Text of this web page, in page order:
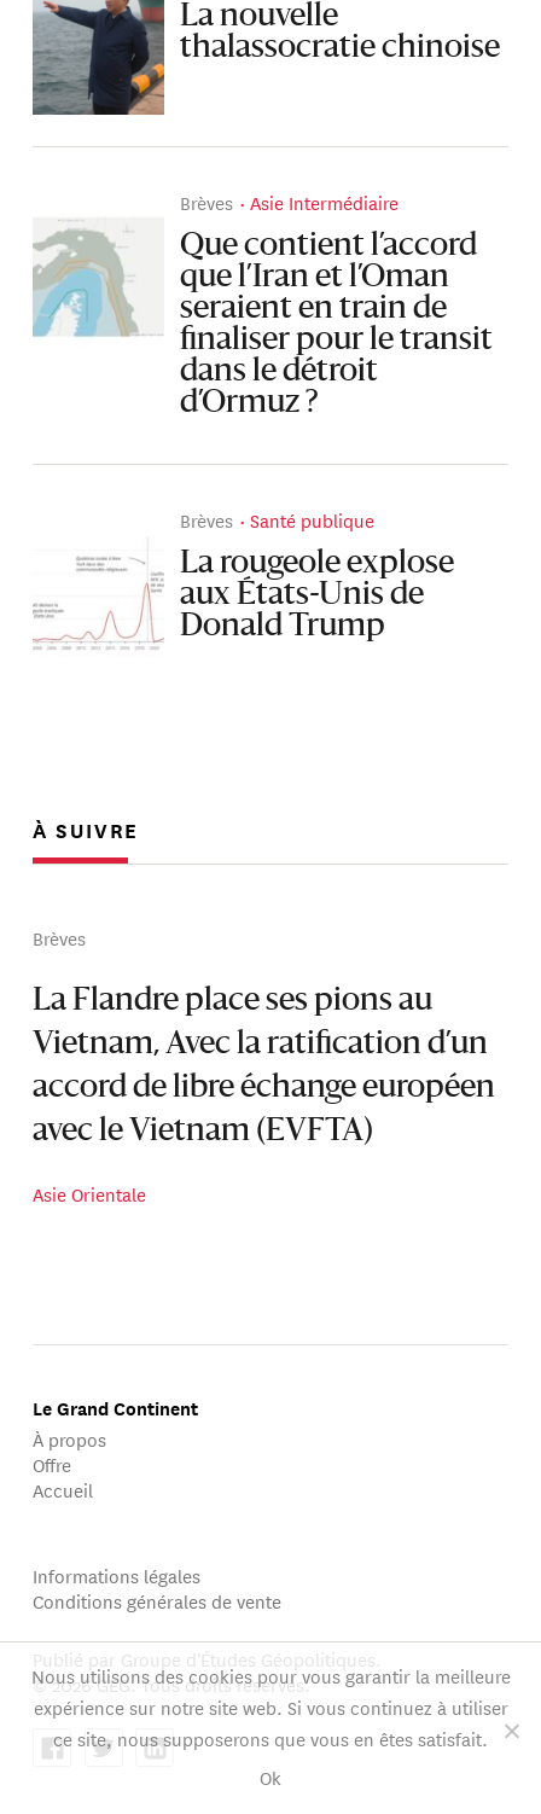
La nouvelle
thalassocratie chinoise
Brèves Asie Intermédiaire
Que contient l’accord
que l’Iran et l’Oman
seraient en train de
finaliser pour le transit
dans le détroit
d’Ormuz ?
Brèves Santé publique
La rougeole explose
aux États-Unis de
Donald Trump
À SUIVRE
Brèves
La Flandre place ses pions au
Vietnam, Avec la ratification d’un
accord de libre échange européen
avec le Vietnam (EVFTA)
Asie Orientale
Le Grand Continent
À propos
Offre
Accueil
Informations légales
Conditions générales de vente
Publié par Groupe d'Études Géopolitiques.
© 2026 GEG. Tous droits réservés.
Nous utilisons des cookies pour vous garantir la meilleure
expérience sur notre site web. Si vous continuez à utiliser
ce site, nous supposerons que vous en êtes satisfait.
Ok